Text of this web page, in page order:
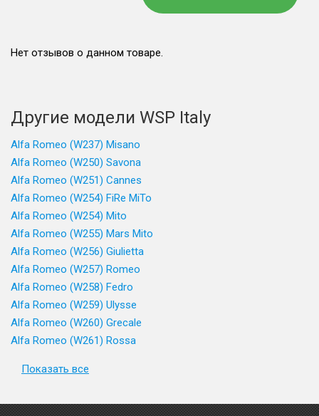
Нет отзывов о данном товаре.
Другие модели WSP Italy
Alfa Romeo (W237) Misano
Alfa Romeo (W250) Savona
Alfa Romeo (W251) Cannes
Alfa Romeo (W254) FiRe MiTo
Alfa Romeo (W254) Mito
Alfa Romeo (W255) Mars Mito
Alfa Romeo (W256) Giulietta
Alfa Romeo (W257) Romeo
Alfa Romeo (W258) Fedro
Alfa Romeo (W259) Ulysse
Alfa Romeo (W260) Grecale
Alfa Romeo (W261) Rossa
Показать все